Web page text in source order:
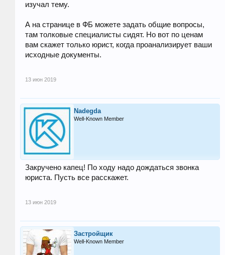
изучал тему.
А на странице в ФБ можете задать общие вопросы,
там толковые специалисты сидят. Но вот по ценам
вам скажет только юрист, когда проанализирует ваши
исходные документы.
13 июн 2019
Nadegda
Well-Known Member
Закручено капец! По ходу надо дождаться звонка
юриста. Пусть все расскажет.
13 июн 2019
Застройщик
Well-Known Member